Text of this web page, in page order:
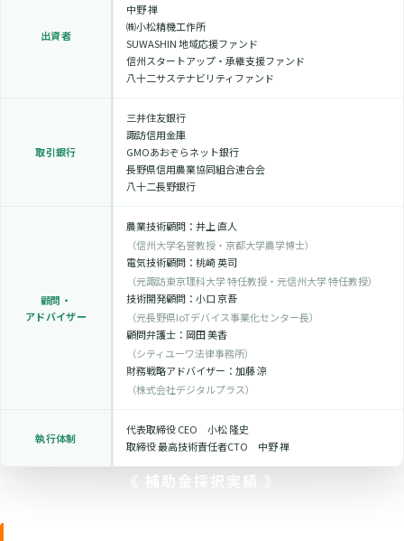
出資者
中野 禅
㈱小松精機工作所
SUWASHIN 地域応援ファンド
信州スタートアップ・承継支援ファンド
八十二サステナビリティファンド
取引銀行
三井住友銀行
諏訪信用金庫
GMOあおぞらネット銀行
長野県信用農業協同組合連合会
八十二長野銀行
顧問・
アドバイザー
農業技術顧問：井上 直人
（信州大学名誉教授・京都大学農学博士）
電気技術顧問：桃崎 英司
（元諏訪東京理科大学 特任教授・元信州大学 特任教授）
技術開発顧問：小口 京吾
（元長野県IoTデバイス事業化センター長）
顧問弁護士：岡田 美香
（シティユーワ法律事務所）
財務戦略アドバイザー：加藤 涼
（株式会社デジタルプラス）
執行体制
代表取締役 CEO 小松 隆史
取締役 最高技術責任者CTO 中野 禅
《 補助金採択実績 》